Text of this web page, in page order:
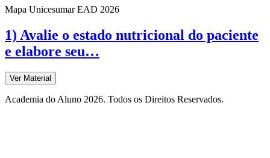
Mapa Unicesumar EAD 2026
1) Avalie o estado nutricional do paciente
e elabore seu…
Ver Material
Academia do Aluno 2026. Todos os Direitos Reservados.